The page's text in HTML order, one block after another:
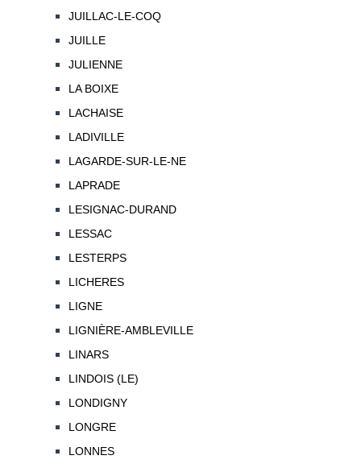
JUILLAC-LE-COQ
JUILLE
JULIENNE
LA BOIXE
LACHAISE
LADIVILLE
LAGARDE-SUR-LE-NE
LAPRADE
LESIGNAC-DURAND
LESSAC
LESTERPS
LICHERES
LIGNE
LIGNIÈRE-AMBLEVILLE
LINARS
LINDOIS (LE)
LONDIGNY
LONGRE
LONNES